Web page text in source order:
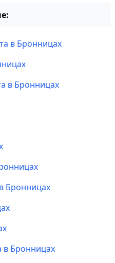
в Бронницах
в Бронницах
Бронницах
в Бронницах